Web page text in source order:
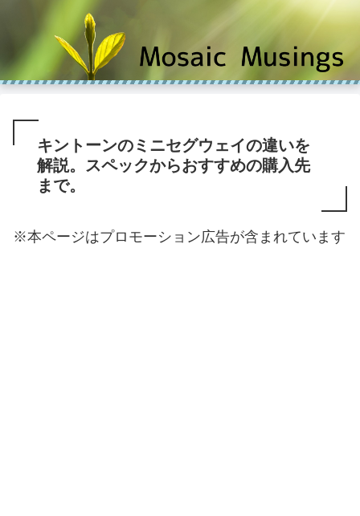
キントーンのミニセグウェイの違いを
解説。スペックからおすすめの購入先
まで。
※本ページはプロモーション広告が含まれています